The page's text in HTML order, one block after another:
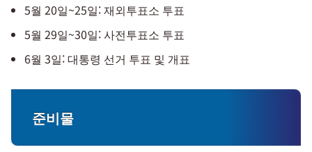
5월 20일~25일: 재외투표소 투표
5월 29일~30일: 사전투표소 투표
6월 3일: 대통령 선거 투표 및 개표
준비물